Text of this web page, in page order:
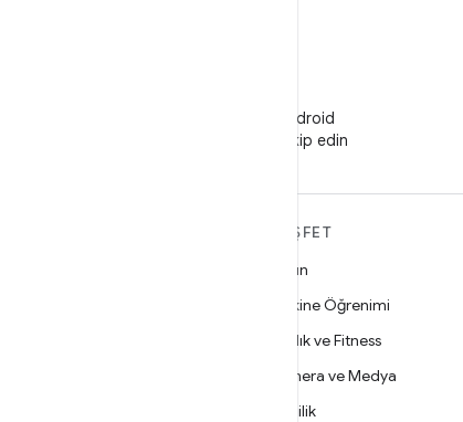
WeChat'te Android
Developers'ı takip edin
KEŞFET
Oyun
Makine Öğrenimi
Sağlık ve Fitness
Kamera ve Medya
Gizlilik